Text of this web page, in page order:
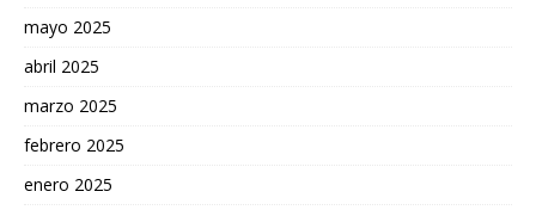
mayo 2025
abril 2025
marzo 2025
febrero 2025
enero 2025